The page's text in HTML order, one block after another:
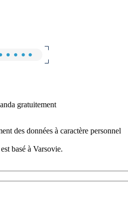
gratuitement
des données à caractère personnel
basé à Varsovie.